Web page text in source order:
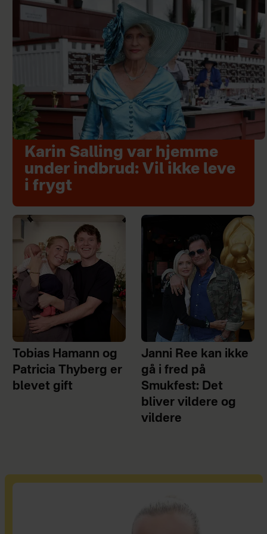
Karin Salling var hjemme
under indbrud: Vil ikke leve
i frygt
Tobias Hamann og
Patricia Thyberg er
blevet gift
Janni Ree kan ikke
gå i fred på
Smukfest: Det
bliver vildere og
vildere